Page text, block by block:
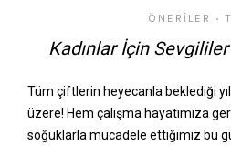
ÖNERILER •
Kadınlar İçin
Tüm çiftlerin heyecanla beklediği
üzere! Hem çalışma hayatımıza
soğuklarla mücadele ettiğimiz bu